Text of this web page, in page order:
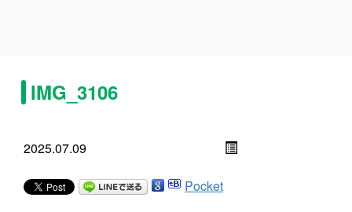
IMG_3106
2025.07.09
Pocket